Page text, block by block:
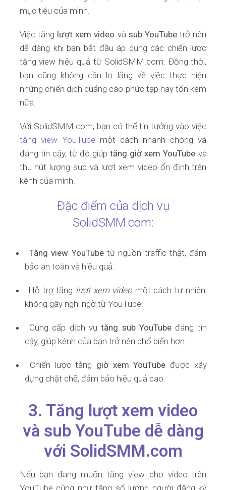
mục tiêu của mình.
Việc tăng lượt xem video và sub YouTube trở nên
dễ dàng khi bạn bắt đầu áp dụng các chiến lược
tăng view hiệu quả từ SolidSMM.com. Đồng thời,
bạn cũng không cần lo lắng về việc thực hiện
những chiến dịch quảng cáo phức tạp hay tốn kém
nữa.
Với SolidSMM.com, bạn có thể tin tưởng vào việc
tăng view YouTube một cách nhanh chóng và
đáng tin cậy, từ đó giúptăng giờ xem YouTube và
thu hút lượng sub và lượt xem video ổn định trên
kênh của mình.
Đặc điểm của dịch vụ
SolidSMM.com:
Tăng view YouTubetừ nguồn traffic thật, đảm
bảo an toàn và hiệu quả.
Hỗ trợ tăng lượt xem video một cách tự nhiên,
không gây nghi ngờ từ YouTube.
Cung cấp dịch vụtăng sub YouTubeđáng tin
cậy, giúp kênh của bạn trở nên phổ biến hơn.
Chiến lược tăng giờ xem YouTube được xây
dựng chặt chẽ, đảm bảo hiệu quả cao.
3. Tăng lượt xem video
và sub YouTube dễ dàng
với SolidSMM.com
Nếu bạn đang muốn tăng view cho video trên
YouTube cũng như tăng số lượng người đăng ký